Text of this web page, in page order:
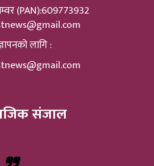
(PAN):609773932
लागि :
संजाल